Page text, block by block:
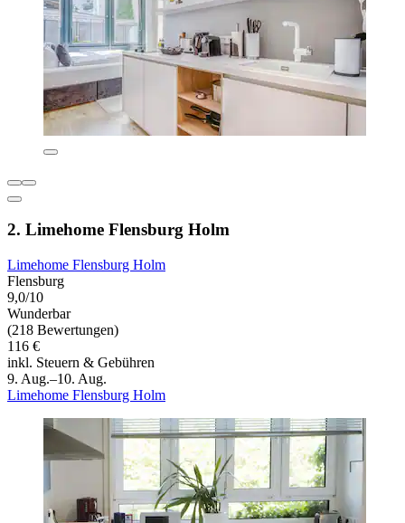
2. Limehome Flensburg Holm
Limehome Flensburg Holm
Flensburg
9,0/10
Wunderbar
(218 Bewertungen)
116 €
inkl. Steuern & Gebühren
9. Aug.–10. Aug.
Limehome Flensburg Holm